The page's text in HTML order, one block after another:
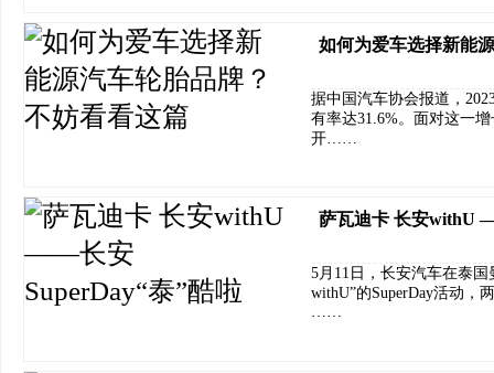
如何为爱车选择新能
据中国汽车协会报道，
有率达31.6%。面对这一
开……
萨瓦迪卡 长安withU
5月11日，长安汽车在泰
withU”的SuperDay活动，
……